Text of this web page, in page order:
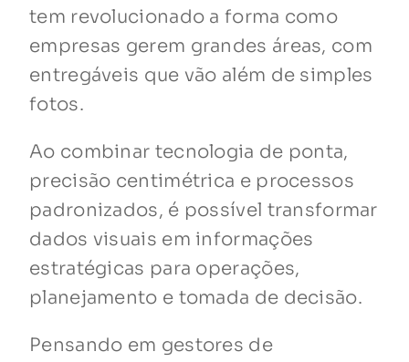
tem revolucionado a forma como
empresas gerem grandes áreas, com
entregáveis que vão além de simples
fotos.
Ao combinar tecnologia de ponta,
precisão centimétrica e processos
padronizados, é possível transformar
dados visuais em informações
estratégicas para operações,
planejamento e tomada de decisão.
Pensando em gestores de